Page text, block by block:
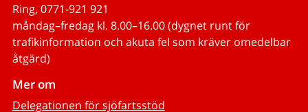
Ring, 0771-921 921
måndag–fredag kl. 8.00–16.00 (dygnet runt för
trafikinformation och akuta fel som kräver omedelbar
åtgärd)
Mer om
Delegationen för sjöfartsstöd